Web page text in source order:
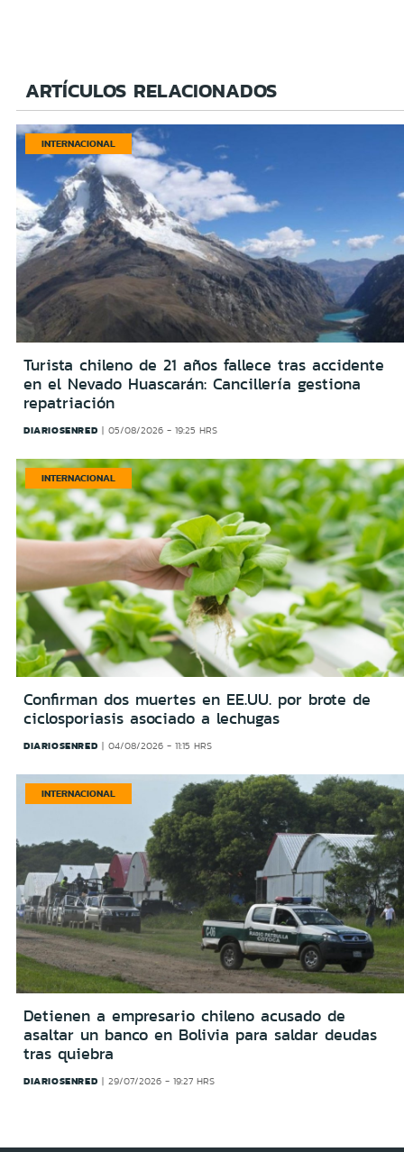
ARTÍCULOS RELACIONADOS
INTERNACIONAL
Turista chileno de 21 años fallece tras accidente
en el Nevado Huascarán: Cancillería gestiona
repatriación
DIARIOSENRED 05/08/2026 - 19:25 HRS
INTERNACIONAL
Confirman dos muertes en EE.UU. por brote de
ciclosporiasis asociado a lechugas
DIARIOSENRED 04/08/2026 - 11:15 HRS
INTERNACIONAL
Detienen a empresario chileno acusado de
asaltar un banco en Bolivia para saldar deudas
tras quiebra
DIARIOSENRED 29/07/2026 - 19:27 HRS